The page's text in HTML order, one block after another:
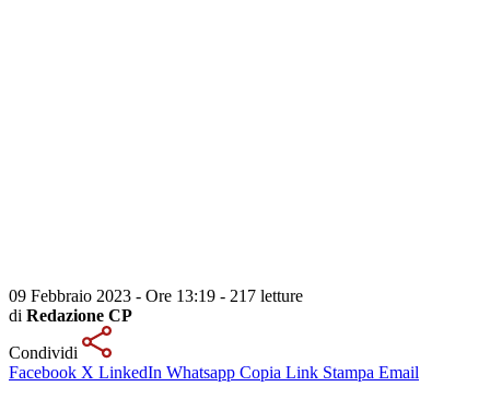
09 Febbraio 2023 - Ore 13:19 - 217 letture
di Redazione CP
Condividi
Facebook X LinkedIn Whatsapp Copia Link Stampa Email